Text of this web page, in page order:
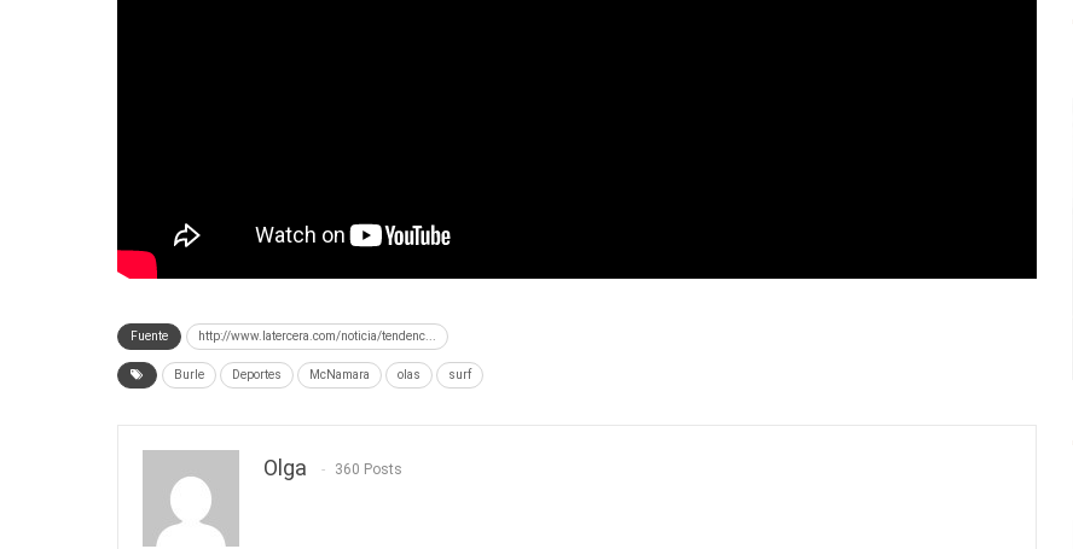
Fuente http://www.latercera.com/noticia/tendenc...
Burle Deportes McNamara olas surf
Olga 360 Posts